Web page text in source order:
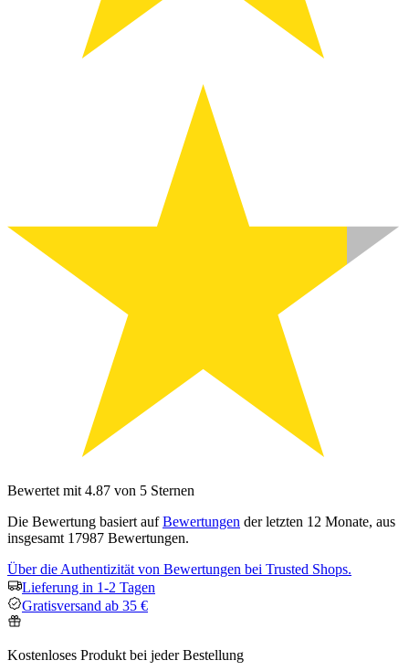
Bewertet mit 4.87 von 5 Sternen
Die Bewertung basiert aufBewertungen der letzten 12 Monate, aus
insgesamt 17987 Bewertungen.
Über die Authentizität von Bewertungen bei Trusted Shops.
Lieferung in 1-2 Tagen
Gratisversand ab 35 €
Kostenloses Produkt bei jeder Bestellung